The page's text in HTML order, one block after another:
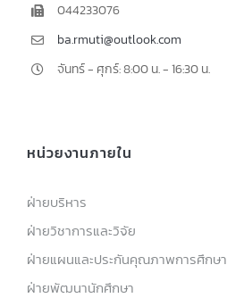
044233076
ba.rmuti@outlook.com
จันทร์ - ศุกร์: 8:00 น. - 16:30 น.
หน่วยงานภายใน
ฝ่ายบริหาร
ฝ่ายวิชาการและวิจัย
ฝ่ายแผนและประกันคุณภาพการศึกษา
ฝ่ายพัฒนานักศึกษา